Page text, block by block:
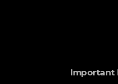
Important